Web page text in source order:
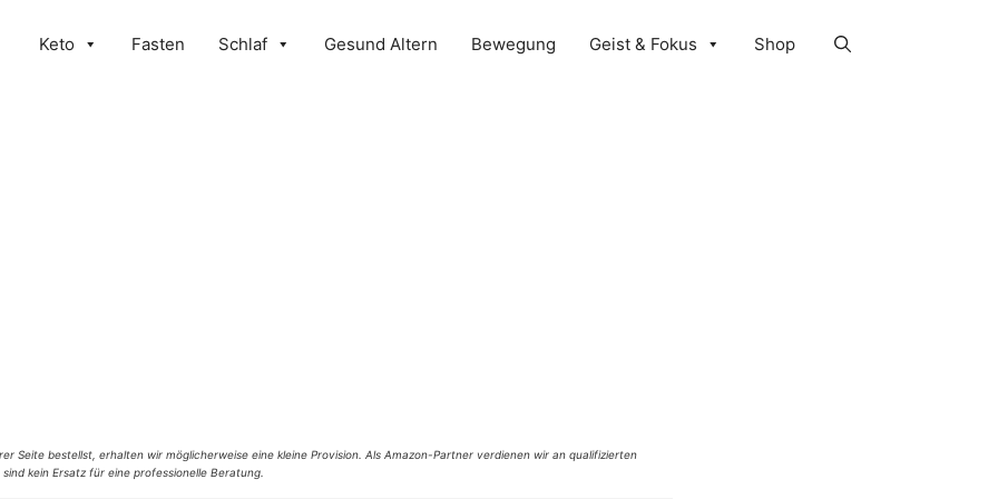
Keto Fasten Schlaf Gesund Altern Bewegung Geist & Fokus Shop
Seite bestellst, erhalten wir möglicherweise eine kleine Provision. Als Amazon-Partner verdienen wir an qualifizierten
kein Ersatz für eine professionelle Beratung.